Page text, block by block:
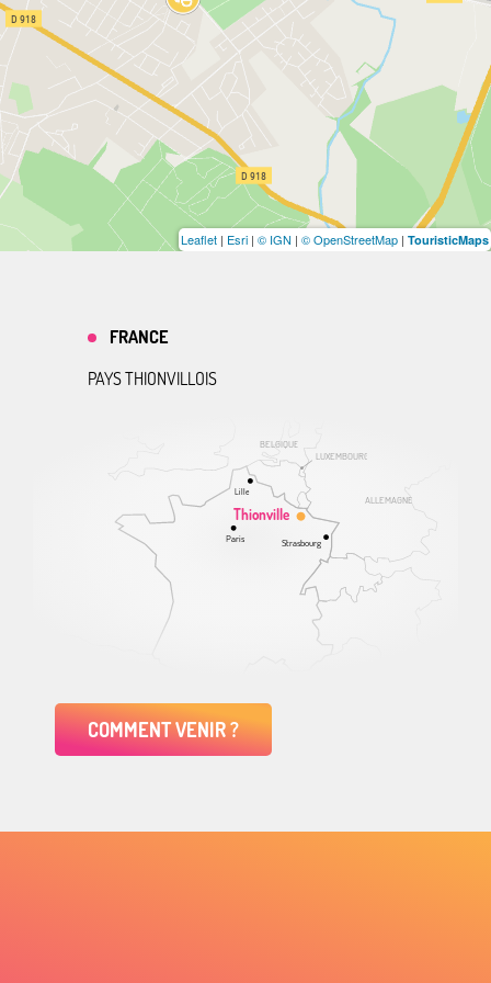
Leaflet | Esri | © IGN | © OpenStreetMap | TouristicMaps
ALLEMAGNE
BELGIQUE
LUXEMBOURG
Thionville
Lille
Paris Strasbourg
FRANCE
PAYS THIONVILLOIS
COMMENT VENIR ?